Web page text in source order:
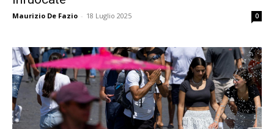
Maurizio De Fazio - 18 Luglio 2025 0